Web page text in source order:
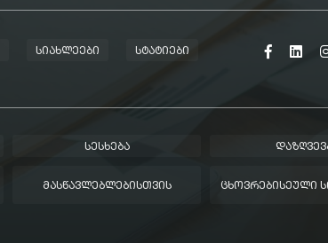
ᲡᲘᲐᲮᲚᲔᲔᲑᲘ ᲡᲢᲐᲢᲘᲔᲑᲘ
ᲡᲔᲡᲮᲔᲑᲐ
ᲛᲐᲡᲬᲐᲕᲚᲔᲑᲚᲔᲑᲘᲡᲗᲕᲘᲡ ᲪᲮᲝᲕᲠᲔᲑᲘᲡᲔᲣᲚᲘ